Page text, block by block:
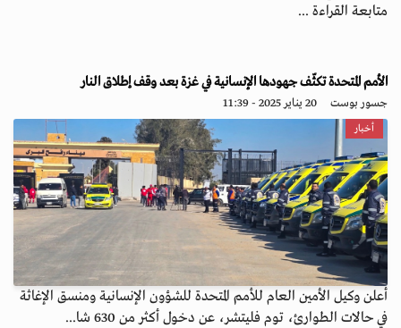
متابعة القراءة ...
الأمم المتحدة تكثّف جهودها الإنسانية في غزة بعد وقف إطلاق النار
جسور بوست 20 يناير 2025 - 11:39
أخبار
أعلن وكيل الأمين العام للأمم المتحدة للشؤون الإنسانية ومنسق الإغاثة
في حالات الطوارئ، توم فليتشر، عن دخول أكثر من 630 شا...